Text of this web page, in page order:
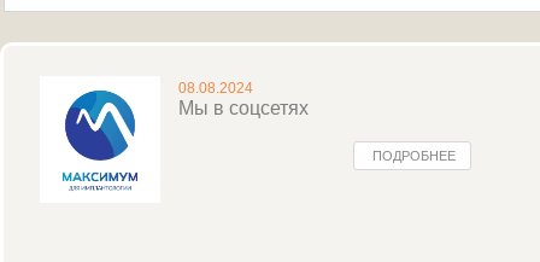
08.08.2024
Мы в соцсетях
ПОДРОБНЕЕ